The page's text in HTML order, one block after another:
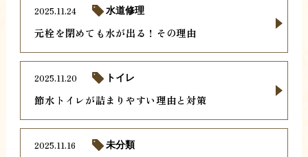
元栓を閉めても水が出る！その理由
2025.11.24 水道修理
節水トイレが詰まりやすい理由と対策
2025.11.20 トイレ
2025.11.16 未分類